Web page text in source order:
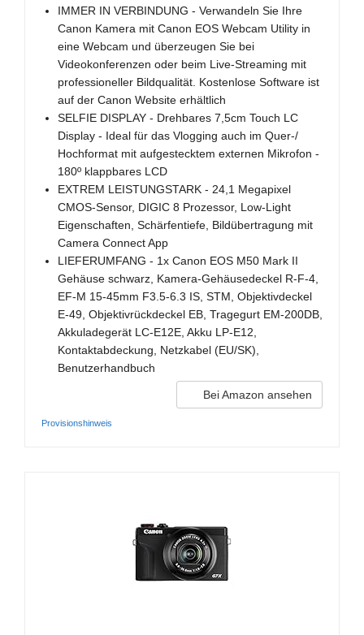
IMMER IN VERBINDUNG - Verwandeln Sie Ihre
Canon Kamera mit Canon EOS Webcam Utility in
eine Webcam und überzeugen Sie bei
Videokonferenzen oder beim Live-Streaming mit
professioneller Bildqualität. Kostenlose Software ist
auf der Canon Website erhältlich
SELFIE DISPLAY - Drehbares 7,5cm Touch LC
Display - Ideal für das Vlogging auch im Quer-/
Hochformat mit aufgestecktem externen Mikrofon -
180º klappbares LCD
EXTREM LEISTUNGSTARK - 24,1 Megapixel
CMOS-Sensor, DIGIC 8 Prozessor, Low-Light
Eigenschaften, Schärfentiefe, Bildübertragung mit
Camera Connect App
LIEFERUMFANG - 1x Canon EOS M50 Mark II
Gehäuse schwarz, Kamera-Gehäusedeckel R-F-4,
EF-M 15-45mm F3.5-6.3 IS, STM, Objektivdeckel
E-49, Objektivrückdeckel EB, Tragegurt EM-200DB,
Akkuladegerät LC-E12E, Akku LP-E12,
Kontaktabdeckung, Netzkabel (EU/SK),
Benutzerhandbuch
Bei Amazon ansehen
Provisionshinweis